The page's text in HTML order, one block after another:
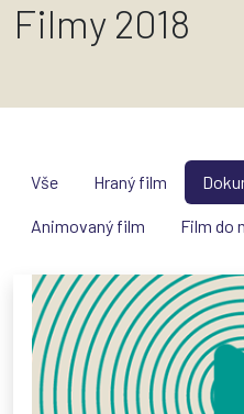
Filmy 2018
Vše Hraný film
Animovaný film Film do